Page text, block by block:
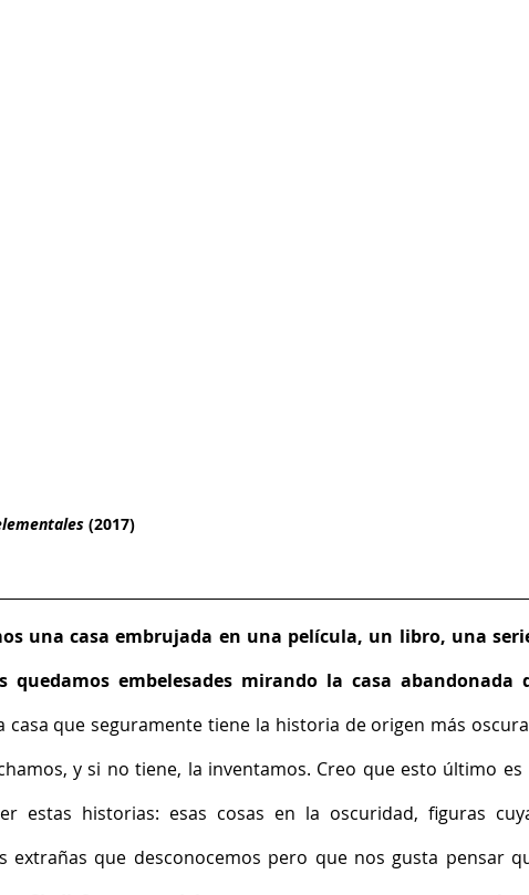
(2017)
una casa embrujada en una película, un libro, una
quedamos embelesades mirando la casa abandonada
casa que seguramente tiene la historia de origen más
y si no tiene, la inventamos. Creo que esto último es
estas historias: esas cosas en la oscuridad, figuras
extrañas que desconocemos pero que nos gusta pensar